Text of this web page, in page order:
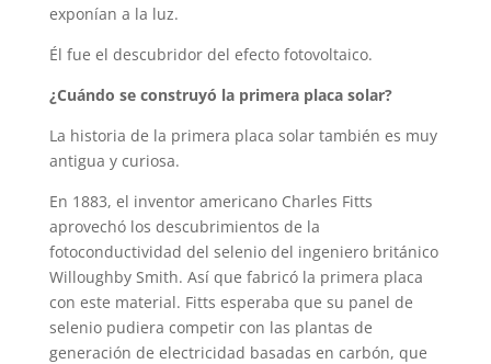
exponían a la luz.
Él fue el descubridor del efecto fotovoltaico.
¿Cuándo se construyó la primera placa solar?
La historia de la primera placa solar también es muy
antigua y curiosa.
En 1883, el inventor americano Charles Fitts
aprovechó los descubrimientos de la
fotoconductividad del selenio del ingeniero británico
Willoughby Smith. Así que fabricó la primera placa
con este material. Fitts esperaba que su panel de
selenio pudiera competir con las plantas de
generación de electricidad basadas en carbón, que